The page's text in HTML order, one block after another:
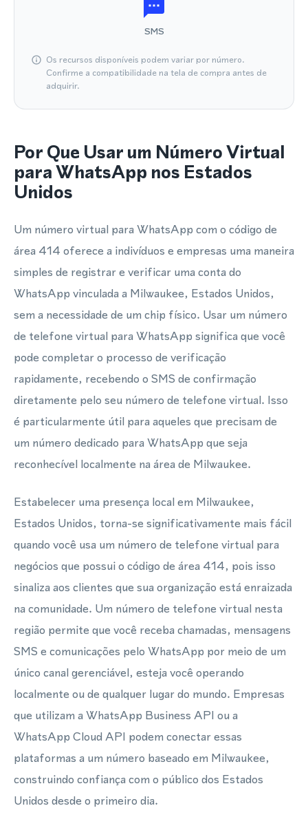
SMS
Os recursos disponíveis podem variar por número.
Confirme a compatibilidade na tela de compra antes de
adquirir.
Por Que Usar um Número Virtual
para WhatsApp nos Estados
Unidos
Um número virtual para WhatsApp com o código de
área 414 oferece a indivíduos e empresas uma maneira
simples de registrar e verificar uma conta do
WhatsApp vinculada a Milwaukee, Estados Unidos,
sem a necessidade de um chip físico. Usar um número
de telefone virtual para WhatsApp significa que você
pode completar o processo de verificação
rapidamente, recebendo o SMS de confirmação
diretamente pelo seu número de telefone virtual. Isso
é particularmente útil para aqueles que precisam de
um número dedicado para WhatsApp que seja
reconhecível localmente na área de Milwaukee.
Estabelecer uma presença local em Milwaukee,
Estados Unidos, torna-se significativamente mais fácil
quando você usa um número de telefone virtual para
negócios que possui o código de área 414, pois isso
sinaliza aos clientes que sua organização está enraizada
na comunidade. Um número de telefone virtual nesta
região permite que você receba chamadas, mensagens
SMS e comunicações pelo WhatsApp por meio de um
único canal gerenciável, esteja você operando
localmente ou de qualquer lugar do mundo. Empresas
que utilizam a WhatsApp Business API ou a
WhatsApp Cloud API podem conectar essas
plataformas a um número baseado em Milwaukee,
construindo confiança com o público dos Estados
Unidos desde o primeiro dia.